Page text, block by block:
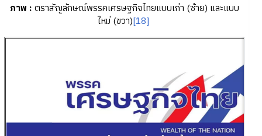
ภาพ : ตราสัญลักษณ์พรรคเศรษฐกิจไทยแบบเก่า (ซ้าย) และแบบ
ใหม่ (ขวา)[18]